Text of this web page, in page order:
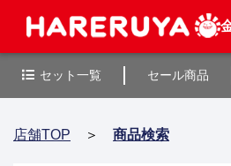
セット一覧 セール商品
店舗TOP ＞ 商品検索